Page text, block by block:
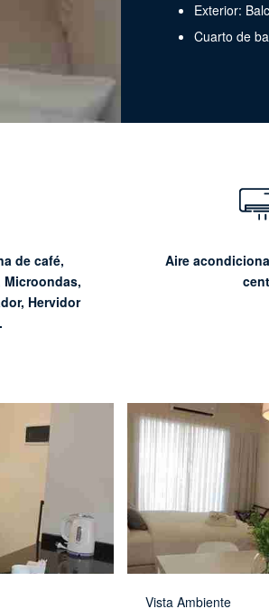
Exterior:
Cuarto de
de café,
Hervidor
Aire
Vista Ambiente